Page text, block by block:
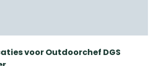
voor Outdoorchef DGS